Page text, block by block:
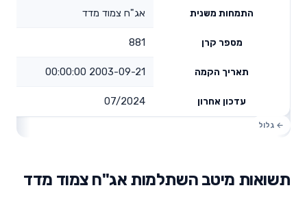
התמחות משנית אג"ח צמוד מדד
מספר קרן 881
תאריך הקמה 2003-09-21 00:00:00
עדכון אחרון 07/2024
תשואות מיטב השתלמות אג"ח צמוד מדד